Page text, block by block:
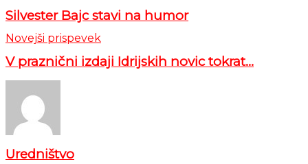
Silvester Bajc stavi na humor
Novejši prispevek
V praznični izdaji Idrijskih novic tokrat…
Uredništvo